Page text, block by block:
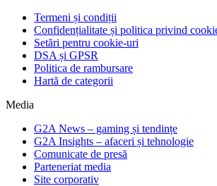
Termeni și condiții
Confidențialitate și politica privind
Setări pentru cookie-uri
DSA și GPSR
Politica de rambursare
Hartă de categorii
Media
G2A News – gaming și tendințe
G2A Insights – afaceri și tehnologie
Comunicate de presă
Parteneriat media
Site corporativ